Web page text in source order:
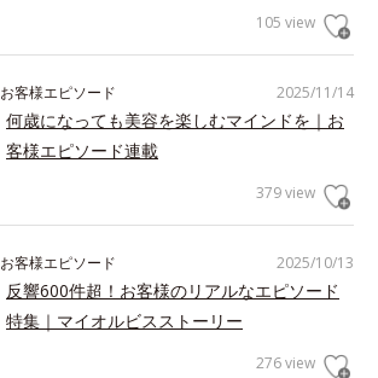
105 view
2025/11/14
お客様エピソード
何歳になっても美容を楽しむマインドを｜お
客様エピソード連載
379 view
2025/10/13
お客様エピソード
反響600件超！お客様のリアルなエピソード
特集｜マイオルビスストーリー
276 view